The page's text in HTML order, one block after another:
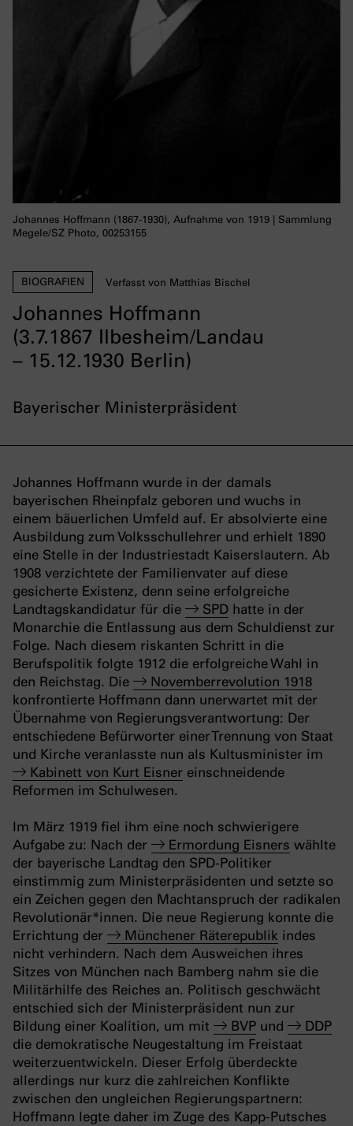
Johannes Hoffmann
(3.7.1867 Ilbesheim/Landau
– 15.12.1930 Berlin)
BIOGRAFIEN Verfasst von Matthias Bischel
Bayerischer Ministerpräsident
Johannes Hoffmann (1867-1930), Aufnahme von 1919 | Sammlung
Megele/SZ Photo, 00253155
Johannes Hoffmann wurde in der damals
bayerischen Rheinpfalz geboren und wuchs in
einem bäuerlichen Umfeld auf. Er absolvierte eine
Ausbildung zum Volksschullehrer und erhielt 1890
eine Stelle in der Industriestadt Kaiserslautern. Ab
1908 verzichtete der Familienvater auf diese
gesicherte Existenz, denn seine erfolgreiche
Landtagskandidatur für die
SPD hatte in der
Monarchie die Entlassung aus dem Schuldienst zur
Folge. Nach diesem riskanten Schritt in die
Berufspolitik folgte 1912 die erfolgreiche Wahl in
den Reichstag. Die
Novemberrevolution 1918
konfrontierte Hoffmann dann unerwartet mit der
Übernahme von Regierungsverantwortung: Der
entschiedene Befürworter einer Trennung von Staat
und Kirche veranlasste nun als Kultusminister im
Kabinett von Kurt Eisner einschneidende
Reformen im Schulwesen.
Im März 1919 fiel ihm eine noch schwierigere
Aufgabe zu: Nach der
Ermordung Eisners wählte
der bayerische Landtag den SPD-Politiker
einstimmig zum Ministerpräsidenten und setzte so
ein Zeichen gegen den Machtanspruch der radikalen
Revolutionär*innen. Die neue Regierung konnte die
Errichtung der
Münchener Räterepublik indes
nicht verhindern. Nach dem Ausweichen ihres
Sitzes von München nach Bamberg nahm sie die
Militärhilfe des Reiches an. Politisch geschwächt
entschied sich der Ministerpräsident nun zur
Bildung einer Koalition, um mit
BVP und
DDP
die demokratische Neugestaltung im Freistaat
weiterzuentwickeln. Dieser Erfolg überdeckte
allerdings nur kurz die zahlreichen Konflikte
zwischen den ungleichen Regierungspartnern:
Hoffmann legte daher im Zuge des Kapp-Putsches